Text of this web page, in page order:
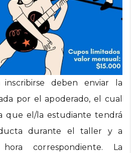
inscribirse deben enviar la
por el apoderado, el cual
que el/la estudiante tendrá
durante el taller y a
correspondiente. La